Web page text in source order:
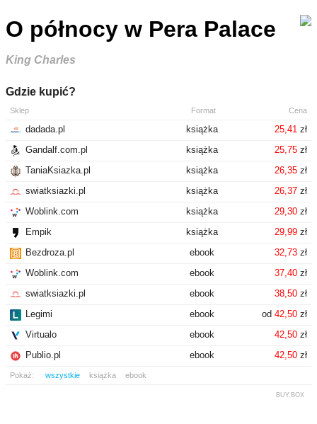
O północy w Pera Palace
King Charles
Gdzie kupić?
Sklep Format Cena
dadada.pl książka 25,41 zł
Gandalf.com.pl
książka 25,75 zł
TaniaKsiazka.pl
książka 26,35 zł
swiatksiazki.pl
książka 26,37 zł
Woblink.com
książka 29,30 zł
Empik
książka 29,99 zł
Bezdroza.pl
ebook 32,73 zł
Woblink.com
ebook 37,40 zł
swiatksiazki.pl
ebook 38,50 zł
Legimi
ebook od 42,50 zł
Virtualo
ebook 42,50 zł
Publio.pl
ebook 42,50 zł
Pokaż: wszystkie książka ebook
BUY.BOX